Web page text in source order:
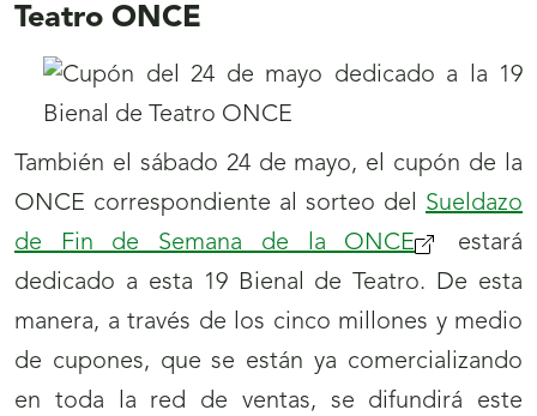
Teatro ONCE
También el sábado 24 de mayo, el cupón de la
ONCE correspondiente al sorteo del Sueldazo
de Fin de Semana de la ONCE(se
abrirá
nueva
ventana)
estará
dedicado a esta 19 Bienal de Teatro. De esta
manera, a través de los cinco millones y medio
de cupones, que se están ya comercializando
en toda la red de ventas, se difundirá este